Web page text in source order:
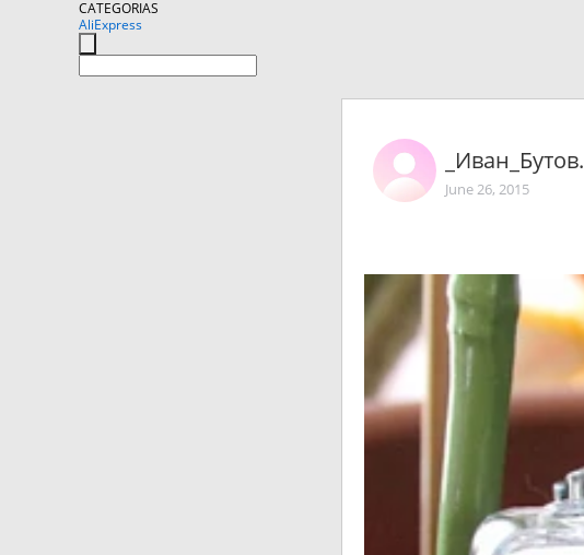
CATEGORIAS
AliExpress
_Иван_Бутов.
June 26, 2015